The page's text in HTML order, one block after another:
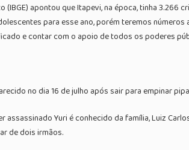
apontou que Itapevi, na época, tinha 3.266
para esse ano, porém teremos
e contar com o apoio de todos os poderes
no dia 16 de julho após sair para empinar
Yuri é conhecido da família, Luiz
de dois irmãos.